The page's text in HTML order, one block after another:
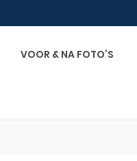
VOOR & NA FOTO’S